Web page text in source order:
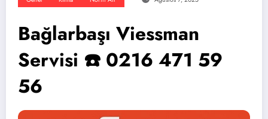
Bağlarbaşı Viessman
Servisi ☎️ 0216 471 59
56